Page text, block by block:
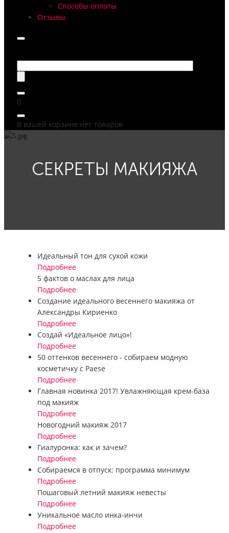
Способы оплаты
Отзывы
0
В вашей корзине нет товаров
СЕКРЕТЫ МАКИЯЖА
Идеальный тон для сухой кожи
Подробнее
5 фактов о маслах для лица
Подробнее
Создание идеального весеннего макияжа от
Александры Кириенко
Подробнее
Создай «Идеальное лицо»!
Подробнее
50 оттенков весеннего - собираем модную
косметичку с Paese
Подробнее
Главная новинка 2017! Увлажняющая крем-база
под макияж
Подробнее
Новогодний макияж 2017
Подробнее
Гиалуронка: как и зачем?
Подробнее
Собираемся в отпуск: программа минимум
Подробнее
Пошаговый летний макияж невесты
Подробнее
Уникальное масло инка-инчи
Подробнее